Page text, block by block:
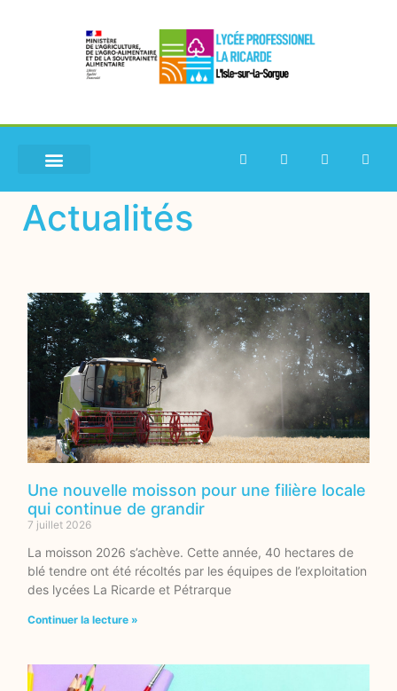
Actualités
Une nouvelle moisson pour une filière locale
qui continue de grandir
7 juillet 2026
La moisson 2026 s’achève. Cette année, 40 hectares de
blé tendre ont été récoltés par les équipes de l’exploitation
des lycées La Ricarde et Pétrarque
Continuer la lecture »